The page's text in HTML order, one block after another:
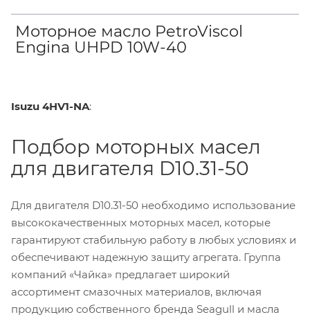
Моторное масло PetroViscol
Engina UHPD 10W-40
Isuzu 4HV1-NA:
Подбор моторных масел
для двигателя D10.31-50
Для двигателя D10.31-50 необходимо использование
высококачественных моторных масел, которые
гарантируют стабильную работу в любых условиях и
обеспечивают надежную защиту агрегата. Группа
компаний «Чайка» предлагает широкий
ассортимент смазочных материалов, включая
продукцию собственного бренда Seagull и масла